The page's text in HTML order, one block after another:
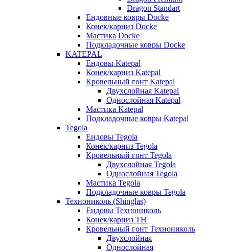
Dragon Standart
Ендовные ковры Docke
Конек/карниз Docke
Мастика Docke
Подкладочные ковры Docke
KATEPAL
Ендовы Katepal
Конек/карниз Katepal
Кровельный гонт Katepal
Двухслойная Katepal
Однослойная Katepal
Мастика Katepal
Подкладочные ковры Katepal
Tegola
Ендовы Tegola
Конек/карниз Tegola
Кровельный гонт Tegola
Двухслойная Tegola
Однослойная Tegola
Мастика Tegola
Подкладочные ковры Tegola
Технониколь (Shinglas)
Ендовы Технониколь
Конек/карниз ТН
Кровельный гонт Технониколь
Двухслойная
Однослойная